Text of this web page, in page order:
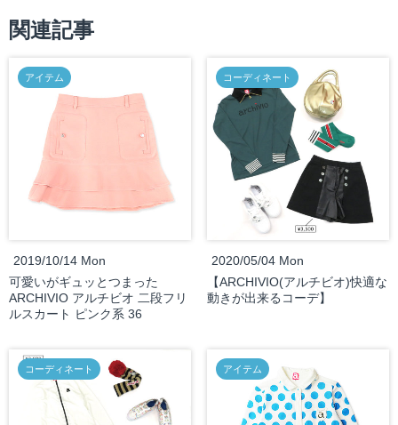
関連記事
アイテム
2019/10/14 Mon
可愛いがギュッとつまった
ARCHIVIO アルチビオ 二段フリ
ルスカート ピンク系 36
コーディネート
2020/05/04 Mon
【ARCHIVIO(アルチビオ)快適な
動きが出来るコーデ】
コーディネート アイテム